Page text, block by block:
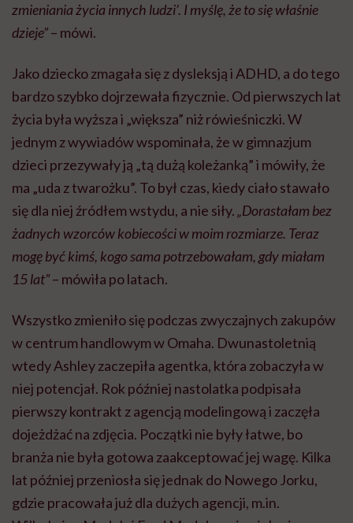
zmieniania życia innych ludzi’. I myślę, że to się właśnie
dzieje”– mówi.
Jako dziecko zmagała się z dysleksją i ADHD, a do tego
bardzo szybko dojrzewała fizycznie. Od pierwszych lat
życia była wyższa i „większa” niż rówieśniczki. W
jednym z wywiadów wspominała, że w gimnazjum
dzieci przezywały ją „tą dużą koleżanką” i mówiły, że
ma „uda z twarożku”. To był czas, kiedy ciało stawało
się dla niej źródłem wstydu, a nie siły.„Dorastałam bez
żadnych wzorców kobiecości w moim rozmiarze. Teraz
mogę być kimś, kogo sama potrzebowałam, gdy miałam
15 lat”– mówiła po latach.
Wszystko zmieniło się podczas zwyczajnych zakupów
w centrum handlowym w Omaha. Dwunastoletnią
wtedy Ashley zaczepiła agentka, która zobaczyła w
niej potencjał. Rok później nastolatka podpisała
pierwszy kontrakt z agencją modelingową i zaczęła
dojeżdżać na zdjęcia. Początki nie były łatwe, bo
branża nie była gotowa zaakceptować jej wagę. Kilka
lat później przeniosła się jednak do Nowego Jorku,
gdzie pracowała już dla dużych agencji, m.in.